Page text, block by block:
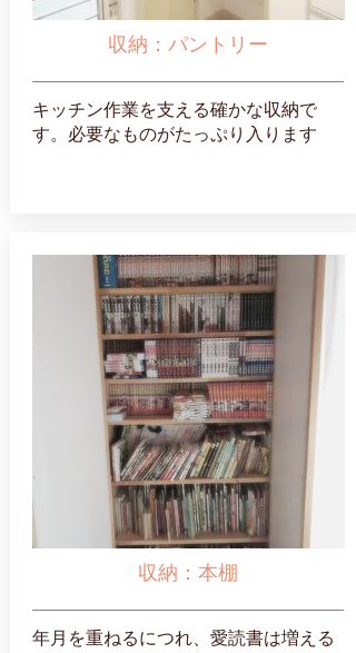
収納：パントリー
キッチン作業を支える確かな収納で
す。必要なものがたっぷり入ります
収納：本棚
年月を重ねるにつれ、愛読書は増える